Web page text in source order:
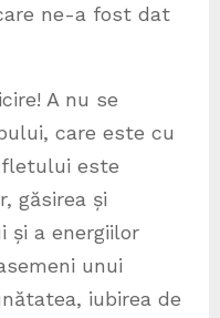
ne-a fost dat
A nu se
care este cu
este
găsirea și
și a energiilor
unui
iubirea de